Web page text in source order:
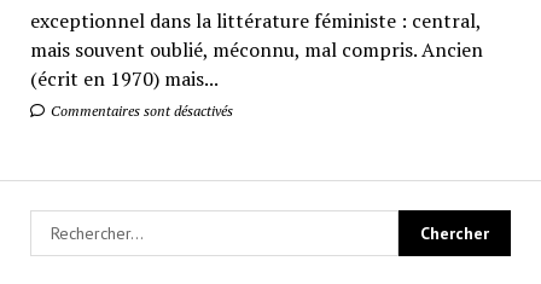
exceptionnel dans la littérature féministe : central,
mais souvent oublié, méconnu, mal compris. Ancien
(écrit en 1970) mais...
Commentaires sont désactivés